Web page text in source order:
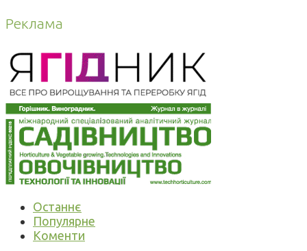
Реклама
Останнє
Популярне
Коменти